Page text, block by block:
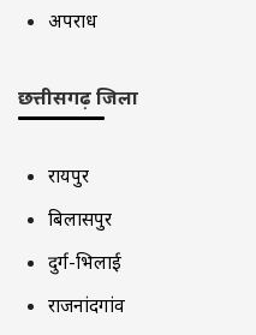
अपराध
छत्तीसगढ़ जिला
रायपुर
बिलासपुर
दुर्ग-भिलाई
राजनांदगांव